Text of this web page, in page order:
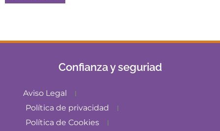
Confianza y seguriad
Aviso Legal
Política de privacidad
Política de Cookies